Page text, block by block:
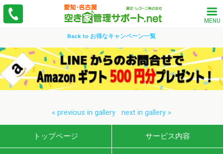
MENU
Back to お得なキャンペーン一覧
« previous in gallery next in gallery »
トップページ サービス内容